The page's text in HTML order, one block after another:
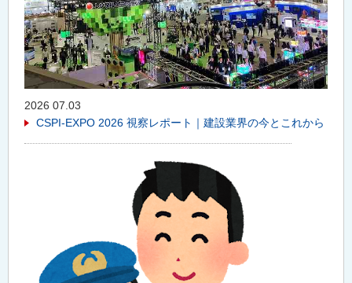
2026 07.03
CSPI-EXPO 2026 視察レポート｜建設業界の今とこれから